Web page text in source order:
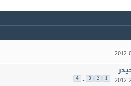
1
2
3
...
4